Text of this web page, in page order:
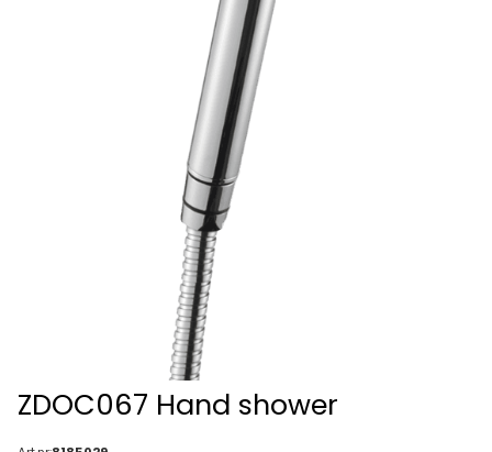
ZDOC067 Hand shower